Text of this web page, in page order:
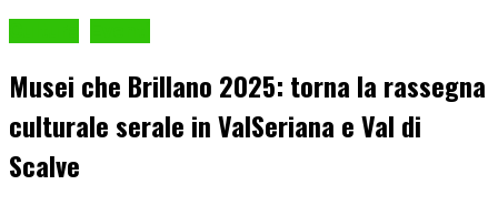
Musei che Brillano 2025: torna la rassegna
culturale serale in ValSeriana e Val di
Scalve